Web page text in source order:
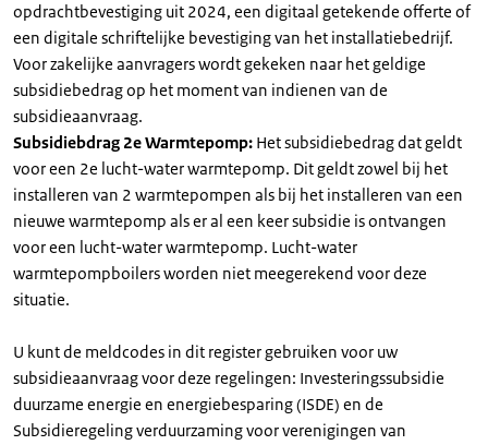
opdrachtbevestiging uit 2024, een digitaal getekende offerte of
een digitale schriftelijke bevestiging van het installatiebedrijf.
Voor zakelijke aanvragers wordt gekeken naar het geldige
subsidiebedrag op het moment van indienen van de
subsidieaanvraag.
Subsidiebdrag 2e Warmtepomp: Het subsidiebedrag dat geldt
voor een 2e lucht-water warmtepomp. Dit geldt zowel bij het
installeren van 2 warmtepompen als bij het installeren van een
nieuwe warmtepomp als er al een keer subsidie is ontvangen
voor een lucht-water warmtepomp. Lucht-water
warmtepompboilers worden niet meegerekend voor deze
situatie.
U kunt de meldcodes in dit register gebruiken voor uw
subsidieaanvraag voor deze regelingen: Investeringssubsidie
duurzame energie en energiebesparing (ISDE) en de
Subsidieregeling verduurzaming voor verenigingen van